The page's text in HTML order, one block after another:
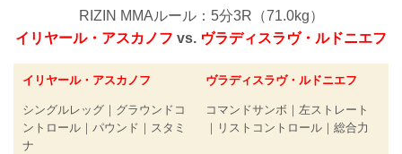
RIZIN MMAルール：5分3R（71.0kg）
イリヤール・アスカノフ vs. ヴラディスラヴ・ルドニエフ
イリヤール・アスカノフ
シングルレッグ｜グラウンドコ
ントロール｜パウンド｜スタミ
ナ
ヴラディスラヴ・ルドニエフ
コマンドサンボ｜左ストレート
｜リストコントロール｜総合力